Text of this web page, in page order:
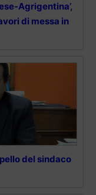
Agrigentina’,
di messa in
del sindaco